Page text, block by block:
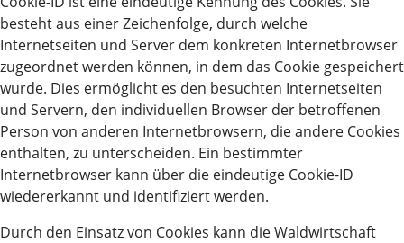
besteht aus einer Zeichenfolge, durch welche
Internetseiten und Server dem konkreten Internetbrowser
zugeordnet werden können, in dem das Cookie gespeichert
wurde. Dies ermöglicht es den besuchten Internetseiten
und Servern, den individuellen Browser der betroffenen
Person von anderen Internetbrowsern, die andere Cookies
enthalten, zu unterscheiden. Ein bestimmter
Internetbrowser kann über die eindeutige Cookie-ID
wiedererkannt und identifiziert werden.
Durch den Einsatz von Cookies kann die Waldwirtschaft